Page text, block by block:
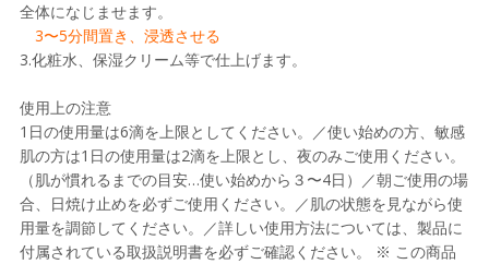
全体になじませます。
3〜5分間置き、浸透させる
3.化粧水、保湿クリーム等で仕上げます。
使用上の注意
1日の使用量は6滴を上限としてください。／使い始めの方、敏感
肌の方は1日の使用量は2滴を上限とし、夜のみご使用ください。
（肌が慣れるまでの目安…使い始めから３〜4日）／朝ご使用の場
合、日焼け止めを必ずご使用ください。／肌の状態を見ながら使
用量を調節してください。／詳しい使用方法については、製品に
付属されている取扱説明書を必ずご確認ください。 ※ この商品